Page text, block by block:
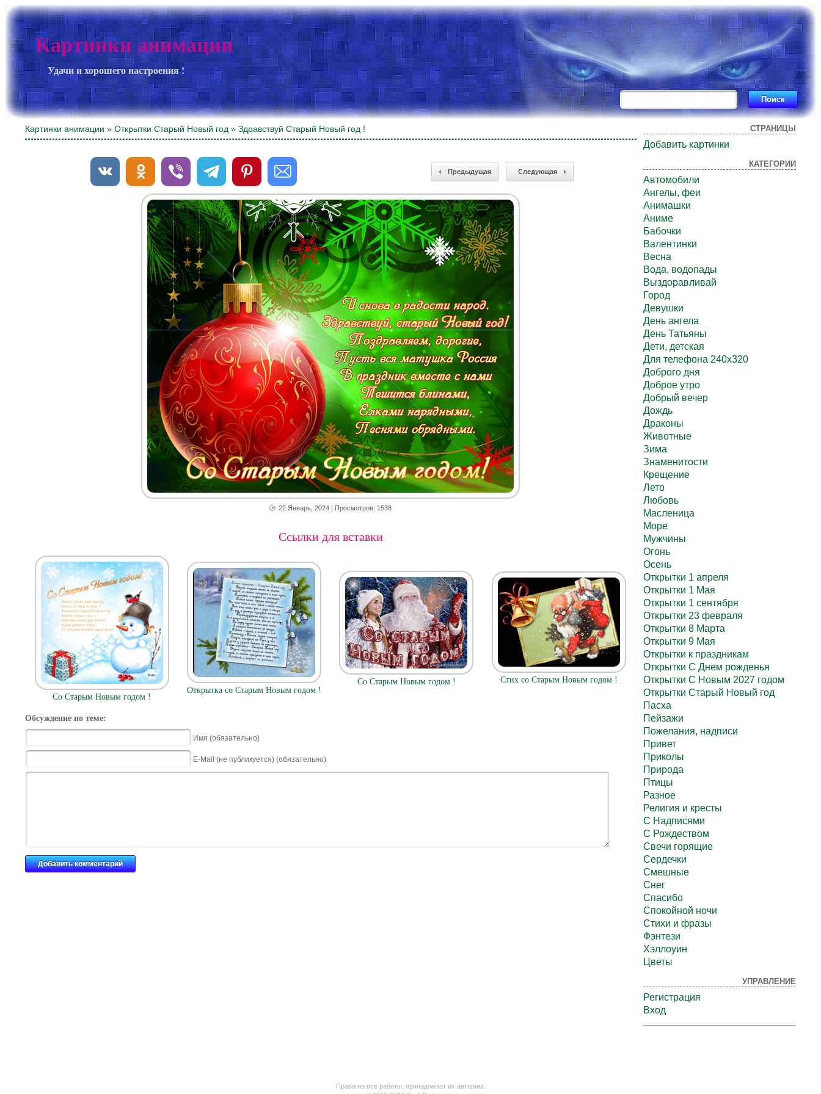
Картинки анимации
Удачи и хорошего настроения !
Картинки анимации »Открытки Старый Новый год » Здравствуй Старый Новый год !
Предыдущая Следующая
22 Январь, 2024 | Просмотров: 1538
Ссылки для вставки
Со Старым Новым годом !
Открытка со Старым Новым годом !
Со Старым Новым годом ! Стих со Старым Новым годом !
Обсуждение по теме:
Имя (обязательно)
E-Mail (не публикуется) (обязательно)
СТРАНИЦЫ
Добавить картинки
КАТЕГОРИИ
Автомобили
Ангелы, феи
Анимашки
Аниме
Бабочки
Валентинки
Весна
Вода, водопады
Выздоравливай
Город
Девушки
День ангела
День Татьяны
Дети, детская
Для телефона 240х320
Доброго дня
Доброе утро
Добрый вечер
Дождь
Драконы
Животные
Зима
Знаменитости
Крещение
Лето
Любовь
Масленица
Море
Мужчины
Огонь
Осень
Открытки 1 апреля
Открытки 1 Мая
Открытки 1 сентября
Открытки 23 февраля
Открытки 8 Марта
Открытки 9 Мая
Открытки к праздникам
Открытки С Днем рожденья
Открытки С Новым 2027 годом
Открытки Старый Новый год
Пасха
Пейзажи
Пожелания, надписи
Привет
Приколы
Природа
Птицы
Разное
Религия и кресты
С Надписями
С Рождеством
Свечи горящие
Сердечки
Смешные
Снег
Спасибо
Спокойной ночи
Стихи и фразы
Фэнтези
Хэллоуин
Цветы
УПРАВЛЕНИЕ
Регистрация
Вход
Права на все работы, принадлежат их авторам.